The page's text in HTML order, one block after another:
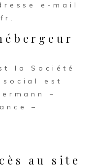
e-mail
la Société
social est
–
–
au site